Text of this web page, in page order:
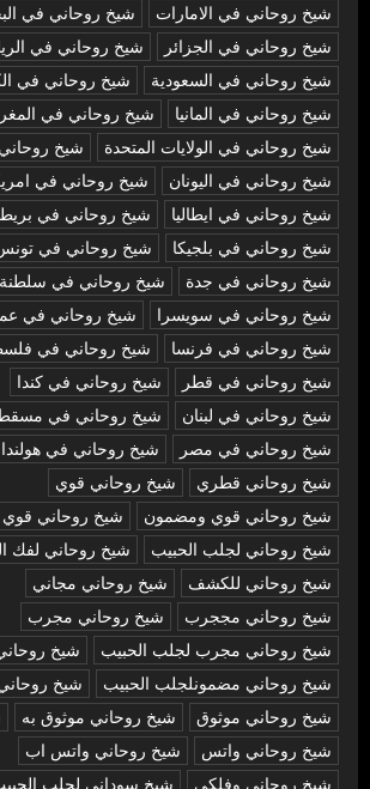
شيخ روحاني في الامارات
شيخ روحاني في
شيخ روحاني في الجزائر
شيخ روحاني في
شيخ روحاني في السعودية
شيخ روحاني في
شيخ روحاني في المانيا
شيخ روحاني في
شيخ روحاني في الولايات المتحدة
شيخ
شيخ روحاني في اليونان
شيخ روحاني في
شيخ روحاني في ايطاليا
شيخ روحاني في
شيخ روحاني في بلجيكا
شيخ روحاني في
شيخ روحاني في جدة
شيخ روحاني في
شيخ روحاني في سويسرا
شيخ روحاني في
شيخ روحاني في فرنسا
شيخ روحاني في
شيخ روحاني في قطر
شيخ روحاني في كندا
شيخ روحاني في لبنان
شيخ روحاني في
شيخ روحاني في مصر
شيخ روحاني في هولندا
شيخ روحاني قطري
شيخ روحاني قوي
شيخ روحاني قوي ومضمون
شيخ روحاني قوي
شيخ روحاني لجلب الحبيب
شيخ روحاني لفك
شيخ روحاني للكشف
شيخ روحاني مجاني
شيخ روحاني مججرب
شيخ روحاني مجرب
شيخ روحاني مجرب لجلب الحبيب
شيخ
شيخ روحاني مضمونلجلب الحبيب
شيخ
شيخ روحاني موثوق
شيخ روحاني موثوق به
شيخ روحاني واتس
شيخ روحاني واتس اب